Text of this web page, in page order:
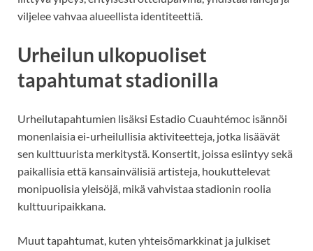
viljelee vahvaa alueellista identiteettiä.
Urheilun ulkopuoliset
tapahtumat stadionilla
Urheilutapahtumien lisäksi Estadio Cuauhtémoc isännöi
monenlaisia ei-urheilullisia aktiviteetteja, jotka lisäävät
sen kulttuurista merkitystä. Konsertit, joissa esiintyy sekä
paikallisia että kansainvälisiä artisteja, houkuttelevat
monipuolisia yleisöjä, mikä vahvistaa stadionin roolia
kulttuuripaikkana.
Muut tapahtumat, kuten yhteisömarkkinat ja julkiset